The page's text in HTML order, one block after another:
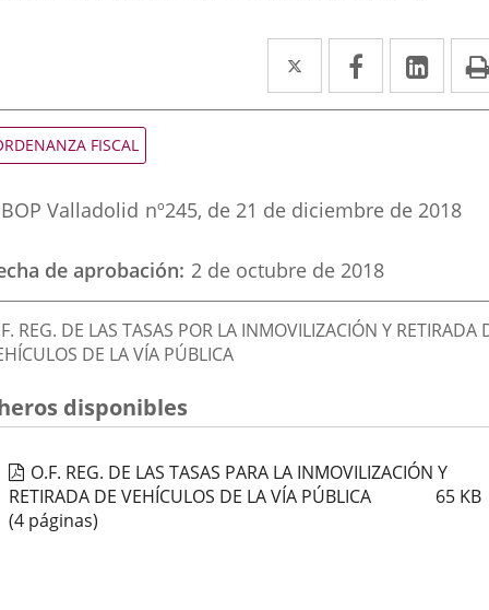
Twitter
Enlace
a
externa.
Facebook
Enlace
a
externa.
a
FISCAL
BOP Valladolid nº245, de 21 de diciembre de 2018
de aprobación 2 de octubre de 2018
REG. DE LAS TASAS POR LA INMOVILIZACIÓN Y RETIRADA
DE LA VÍA PÚBLICA
disponibles
O.F. REG. DE LAS TASAS PARA LA INMOVILIZACIÓN Y
RETIRADA DE VEHÍCULOS DE LA VÍA PÚBLICA
65 KB
(4 páginas)